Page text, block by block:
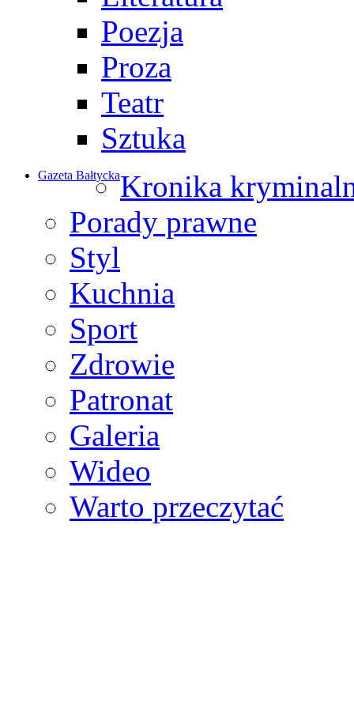
Poezja
Proza
Teatr
Sztuka
Gazeta BałtyckaKronika
Porady prawne
Styl
Kuchnia
Sport
Zdrowie
Patronat
Galeria
Wideo
Warto przeczytać